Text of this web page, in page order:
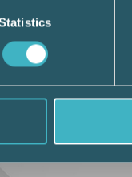
om: